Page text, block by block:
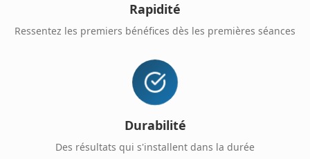
Rapidité
Ressentez les premiers bénéfices dès les premières séances
Durabilité
Des résultats qui s'installent dans la durée